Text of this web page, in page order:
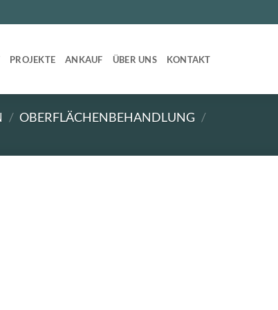
PROJEKTE ANKAUF ÜBER UNS KONTAKT
/ OBERFLÄCHENBEHANDLUNG /